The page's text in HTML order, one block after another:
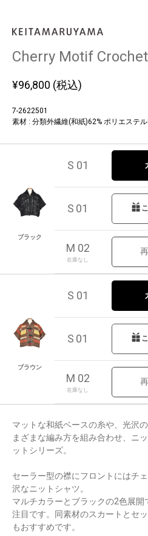
Cherry Motif
¥96,800 (税込)
7-2622501
素材 : 分類外繊維(和紙)62% ポリエステ
ブラック
S 01
S 01
M 02
在庫なし
ブラウン
S 01
S 01
M 02
在庫なし
マットな和紙ベースの糸や、光沢
まざまな編み方を組み合わせ、ニ
ットシリーズ。
セーラー型の襟にフロントにはチ
沢なニットシャツ。
マルチカラーとブラックの2色展開
注目です。同素材のスカートとセ
もおすすめです。